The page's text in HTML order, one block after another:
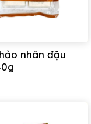
trên bao bì sản
nhân đậu